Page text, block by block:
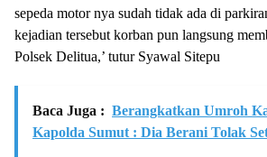
sepeda motor nya sudah tidak ada di
kejadian tersebut korban pun langsung
Polsek Delitua,’ tutur Syawal Sitepu
Baca Juga : Berangkatkan Umroh
Kapolda Sumut : Dia Berani Tolak